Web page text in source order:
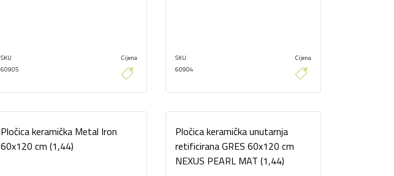
SKU
60905
Cijena
SKU
60904
Cijena
Pločica keramička Metal Iron
60x120 cm (1,44)
Pločica keramička unutarnja
retificirana GRES 60x120 cm
NEXUS PEARL MAT (1,44)